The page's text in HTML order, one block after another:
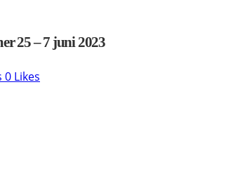
25 – 7 juni 2023
0 Likes